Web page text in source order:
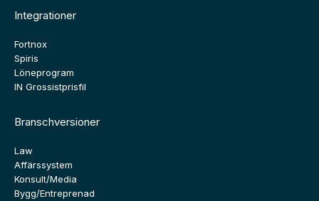
Integrationer
Fortnox
Spiris
Löneprogram
IN Grossistprisfil
Branschversioner
Law
Affärssystem
Konsult/Media
Bygg/Entreprenad